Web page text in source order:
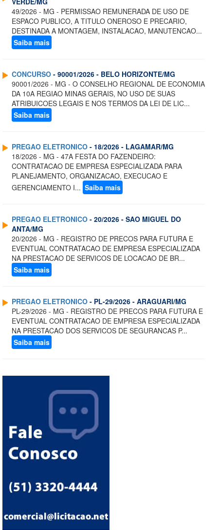
49/2026 - MG - PERMISSAO REMUNERADA DE USO DE
ESPACO PUBLICO, A TITULO ONEROSO E PRECARIO,
DESTINADA A MONTAGEM, INSTALACAO, MANUTENCAO...
Saiba mais
CONCURSO - 90001/2026 - BELO HORIZONTE/MG
90001/2026 - MG - O CONSELHO REGIONAL DE ECONOMIA
DA 10A REGIAO MINAS GERAIS, NO USO DE SUAS
ATRIBUICOES LEGAIS E NOS TERMOS DA LEI DE LIC...
Saiba mais
PREGAO ELETRONICO - 18/2026 - LAGAMAR/MG
18/2026 - MG - 47A FESTA DO FAZENDEIRO:
CONTRATACAO DE EMPRESA ESPECIALIZADA PARA
PLANEJAMENTO, ORGANIZACAO, EXECUCAO E
GERENCIAMENTO I... Saiba mais
PREGAO ELETRONICO - 20/2026 - SAO MIGUEL DO
ANTA/MG
20/2026 - MG - REGISTRO DE PRECOS PARA FUTURA E
EVENTUAL CONTRATACAO DE EMPRESA ESPECIALIZADA
NA PRESTACAO DE SERVICOS DE LOCACAO DE BR...
Saiba mais
PREGAO ELETRONICO - PL-29/2026 - ARAGUARI/MG
PL-29/2026 - MG - REGISTRO DE PRECOS PARA FUTURA E
EVENTUAL CONTRATACAO DE EMPRESA ESPECIALIZADA
NA PRESTACAO DOS SERVICOS DE SEGURANCAS P...
Saiba mais